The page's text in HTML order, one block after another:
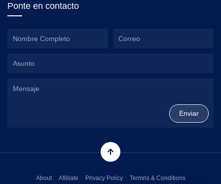
Ponte en contacto
About Afilliate Privacy Policy Termns & Conditions